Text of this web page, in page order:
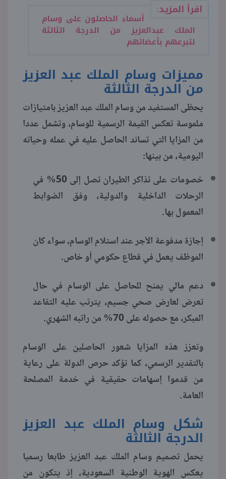
اقرأ المزيد:
أسماء الحاصلون على وسام
الملك عبدالعزيز من الدرجة الثالثة
لتبرعهم بأعضائهم
مميزات وسام الملك عبد العزيز
من الدرجة الثالثة
يحظى المستفيد من وسام الملك عبد العزيز بامتيازات
ملموسة تعكس القيمة الرسمية للوسام، وتشمل عددا
من المزايا التي تساند الحاصل عليه في عمله وحياته
اليومية، من بينها:
خصومات على تذاكر الطيران تصل إلى 50% في
الرحلات الداخلية والدولية، وفق الضوابط
المعمول بها.
إجازة مدفوعة الأجر عند استلام الوسام، سواء كان
الموظف يعمل في قطاع حكومي أو خاص.
دعم مالي يمنح للحاصل على الوسام في حال
تعرض لعارض صحي جسيم، يترتب عليه التقاعد
المبكر، مع حصوله على 70% من راتبه الشهري.
وتعزز هذه المزايا شعور الحاصلين على الوسام
بالتقدير الرسمي، كما تؤكد حرص الدولة على رعاية
من قدموا إسهامات حقيقية في خدمة المصلحة
العامة.
شكل وسام الملك عبد العزيز
الدرجة الثالثة
يحمل تصميم وسام الملك عبد العزيز طابعا رسميا
يعكس الهوية الوطنية السعودية، إذ يتكون من